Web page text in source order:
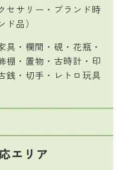
セサリー・ブランド時
品）
具・欄間・硯・花瓶・
棚・置物・古時計・印
銭・切手・レトロ玩具
エリア